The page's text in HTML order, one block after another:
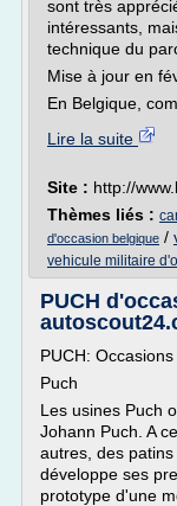
sont très
intéressants,
technique du
Mise à jour en
En Belgique,
Lire la suite
Site : http://
Thèmes liés :
d'occasion belgique /
vehicule militaire
PUCH
PUCH: Occasions
Puch
Les usines Puch
Johann Puch. A
autres, des
développe ses
prototype d'une